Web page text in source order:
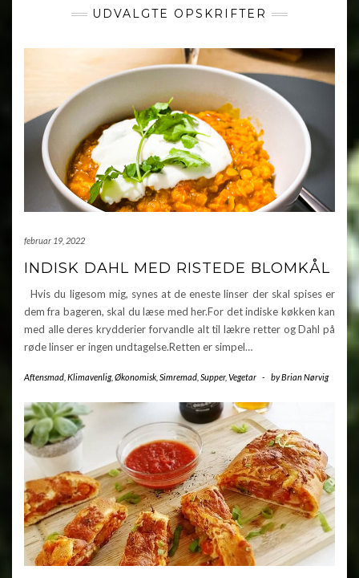
UDVALGTE OPSKRIFTER
februar 19, 2022
INDISK DAHL MED RISTEDE BLOMKÅL
Hvis du ligesom mig, synes at de eneste linser der skal spises er
dem fra bageren, skal du læse med her.For det indiske køkken kan
med alle deres krydderier forvandle alt til lækre retter og Dahl på
røde linser er ingen undtagelse.Retten er simpel…
Aftensmad Klimavenlig, Økonomisk Simremad Supper, Vegetar - byBrian Nørvig